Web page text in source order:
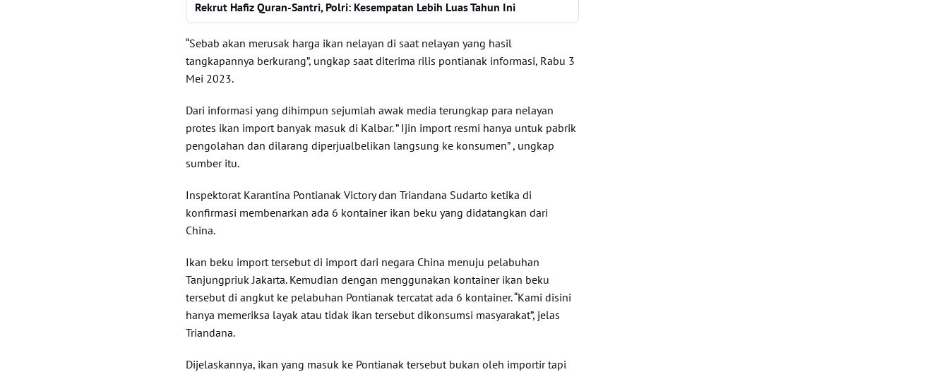
Rekrut Hafiz Quran-Santri, Polri: Kesempatan Lebih Luas Tahun Ini
“Sebab akan merusak harga ikan nelayan di saat nelayan yang hasil
tangkapannya berkurang”, ungkap saat diterima rilis pontianak informasi, Rabu 3
Mei 2023.
Dari informasi yang dihimpun sejumlah awak media terungkap para nelayan
protes ikan import banyak masuk di Kalbar. ” Ijin import resmi hanya untuk pabrik
pengolahan dan dilarang diperjualbelikan langsung ke konsumen” , ungkap
sumber itu.
Inspektorat Karantina Pontianak Victory dan Triandana Sudarto ketika di
konfirmasi membenarkan ada 6 kontainer ikan beku yang didatangkan dari
China.
Ikan beku import tersebut di import dari negara China menuju pelabuhan
Tanjungpriuk Jakarta. Kemudian dengan menggunakan kontainer ikan beku
tersebut di angkut ke pelabuhan Pontianak tercatat ada 6 kontainer. “Kami disini
hanya memeriksa layak atau tidak ikan tersebut dikonsumsi masyarakat”, jelas
Triandana.
Dijelaskannya, ikan yang masuk ke Pontianak tersebut bukan oleh importir tapi